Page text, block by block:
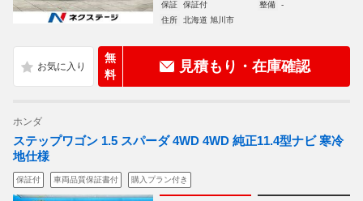
保証
保証付 整備
-
住所
北海道 旭川市
無
料
見積もり・在庫確認
ホンダ
ステップワゴン 1.5 スパーダ 4WD 4WD 純正11.4型ナビ 寒冷
地仕様
保証付 車両品質保証書付 購入プラン付き